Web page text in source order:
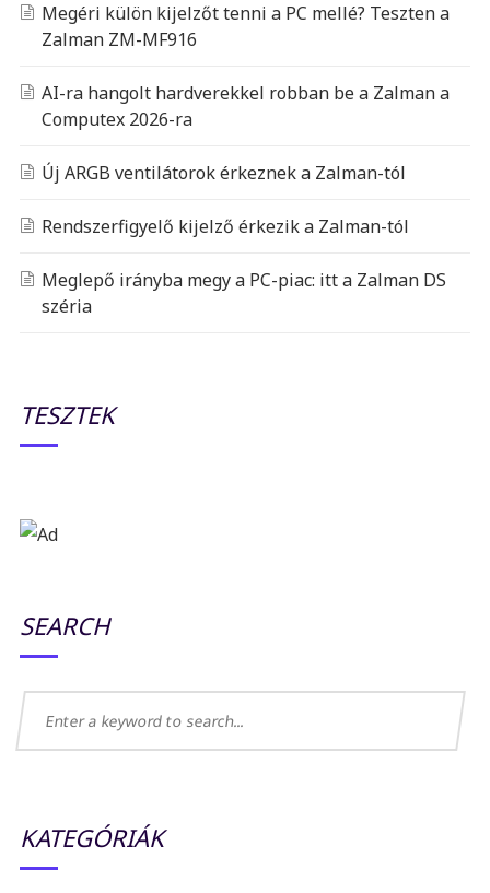
Megéri külön kijelzőt tenni a PC mellé? Teszten a
Zalman ZM-MF916
AI-ra hangolt hardverekkel robban be a Zalman a
Computex 2026-ra
Új ARGB ventilátorok érkeznek a Zalman-tól
Rendszerfigyelő kijelző érkezik a Zalman-tól
Meglepő irányba megy a PC-piac: itt a Zalman DS
széria
TESZTEK
SEARCH
KATEGÓRIÁK